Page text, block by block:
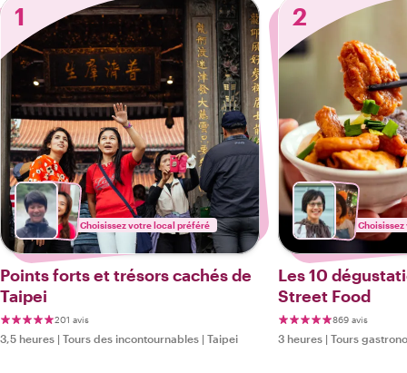
1
Choisissez votre local préféré
Points forts et trésors cachés de
Taipei
201 avis
3,5 heures | Tours des incontournables | Taipei
2
Les 10
Street Food
869 avis
3 heures | Tours